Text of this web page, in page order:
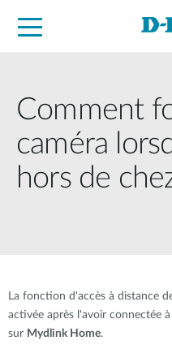
Comment
caméra
hors de
La fonction d'accès à distance
activée après l'avoir connectée
sur Mydlink Home.